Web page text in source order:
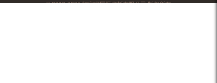
© 2012-2021 陆家嘴国际信托有限公司 版权所有